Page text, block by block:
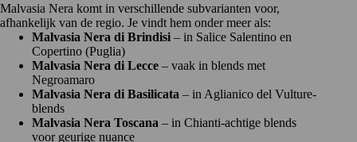
Malvasia Nera komt in verschillende subvarianten voor,
afhankelijk van de regio. Je vindt hem onder meer als:
Malvasia Nera di Brindisi – in Salice Salentino en
Copertino (Puglia)
Malvasia Nera di Lecce – vaak in blends met
Negroamaro
Malvasia Nera di Basilicata – in Aglianico del Vulture-
blends
Malvasia Nera Toscana – in Chianti-achtige blends
voor geurige nuance